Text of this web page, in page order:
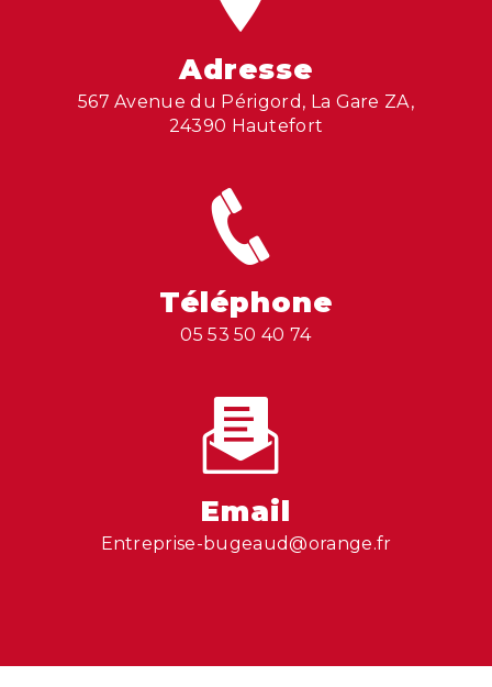
Adresse
567 Avenue du Périgord, La Gare ZA,
24390 Hautefort
Téléphone
05 53 50 40 74
Email
entreprise-bugeaud@orange.fr